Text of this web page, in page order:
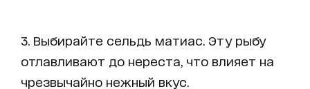
3. Выбирайте сельдь матиас. Эту рыбу
отлавливают до нереста, что влияет на
чрезвычайно нежный вкус.